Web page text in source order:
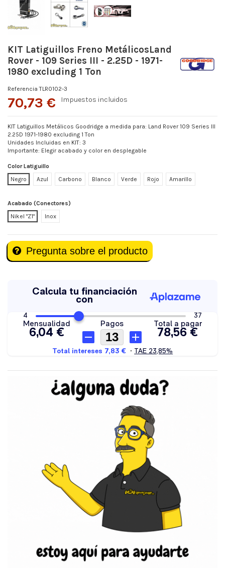
KIT Latiguillos Freno MetálicosLand
Rover - 109 Series III - 2.25D - 1971-
1980 excluding 1 Ton
Referencia TLR0102-3
70,73 € Impuestos incluidos
KIT Latiguillos Metálicos Goodridge a medida para: Land Rover 109 Series III
2.25D 1971-1980 excluding 1 Ton
Unidades Incluidas en KIT: 3
Importante: Elegir acabado y color en desplegable
Color Latiguillo
Negro
Azul Carbono Blanco Verde Rojo Amarillo
Acabado (Conectores)
Nikel "Z1"
Inox
Pregunta sobre el producto